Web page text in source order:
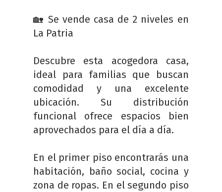
🏡 Se vende casa de 2 niveles en
La Patria
Descubre esta acogedora casa,
ideal para familias que buscan
comodidad y una excelente
ubicación. Su distribución
funcional ofrece espacios bien
aprovechados para el día a día.
En el primer piso encontrarás una
habitación, baño social, cocina y
zona de ropas. En el segundo piso